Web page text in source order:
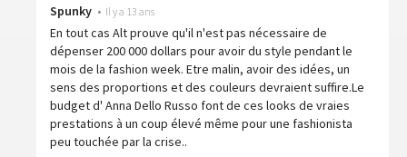
Spunky • Il y a 13 ans
En tout cas Alt prouve qu'il n'est pas nécessaire de
dépenser 200 000 dollars pour avoir du style pendant le
mois de la fashion week. Etre malin, avoir des idées, un
sens des proportions et des couleurs devraient suffire.Le
budget d' Anna Dello Russo font de ces looks de vraies
prestations à un coup élevé même pour une fashionista
peu touchée par la crise..